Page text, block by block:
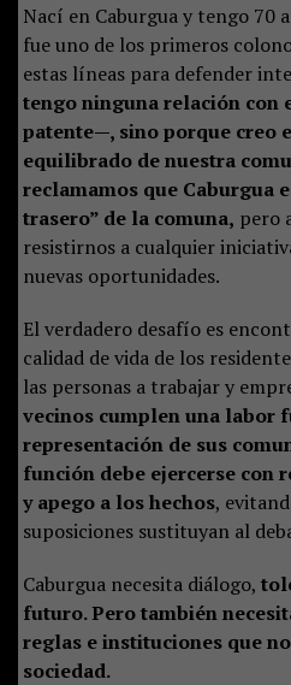
Nací en Caburgua y tengo 70
fue uno de los primeros
estas líneas para defender
tengo ninguna relación con
patente—, sino porque creo
equilibrado de nuestra
reclamamos que Caburgua
trasero” de la comuna, pero
resistirnos a cualquier
nuevas oportunidades.
El verdadero desafío es
calidad de vida de los
las personas a trabajar y
vecinos cumplen una labor
representación de sus
función debe ejercerse con
y apego a los hechos,
suposiciones sustituyan al
Caburgua necesita diálogo,
futuro. Pero también
reglas e instituciones que
sociedad.